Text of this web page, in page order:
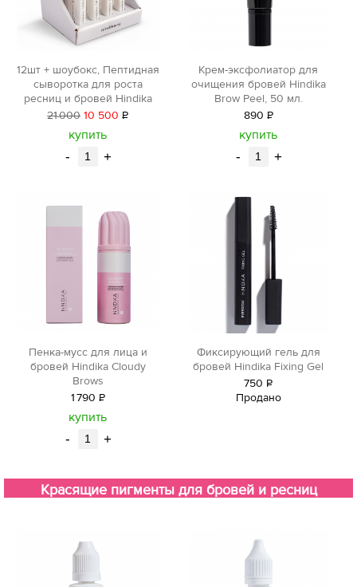
12шт + шоубокс, Пептидная
сыворотка для роста
ресниц и бровей Hindika
21000 10 500Р
купить
- +
Крем-эксфолиатор для
очищения бровей Hindika
Brow Peel, 50 мл.
890 Р
уб.
купить
- +
Пенка-мусс для лица и
бровей Hindika Cloudy
Brows
1790 Р
уб.
купить
- +
Фиксирующий гель для
бровей Hindika Fixing Gel
750 Р
уб.
Продано
Красящие пигменты для бровей и ресниц